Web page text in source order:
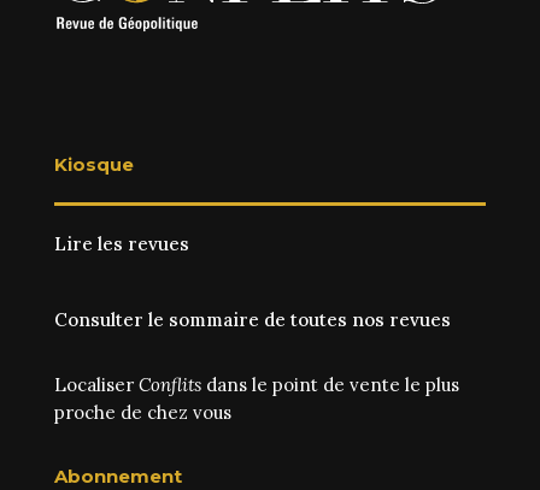
Kiosque
Lire les revues
Consulter le sommaire de toutes nos revues
Localiser Conflitsdans le point de vente le plus
proche de chez vous
Abonnement